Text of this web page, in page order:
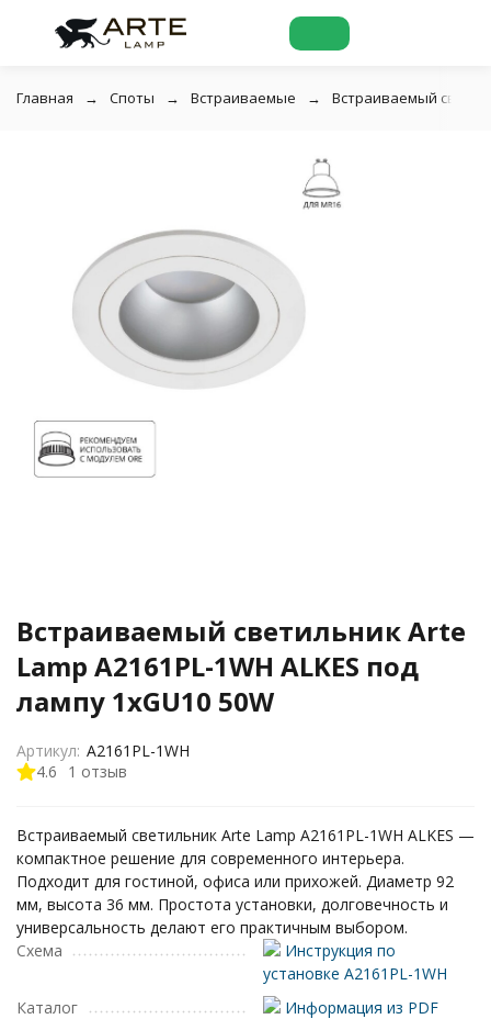
Главная Споты Встраиваемые Встраиваемый
Встраиваемый светильник Arte
Lamp A2161PL-1WH ALKES под
лампу 1xGU10 50W
4.6 1 отзыв
Артикул: A2161PL-1WH
Встраиваемый светильник Arte Lamp A2161PL-1WH ALKES —
компактное решение для современного интерьера.
Подходит для гостиной, офиса или прихожей. Диаметр 92
мм, высота 36 мм. Простота установки, долговечность и
универсальность делают его практичным выбором.
Схема
Инструкция по
установке A2161PL-1WH
Каталог
Информация из PDF